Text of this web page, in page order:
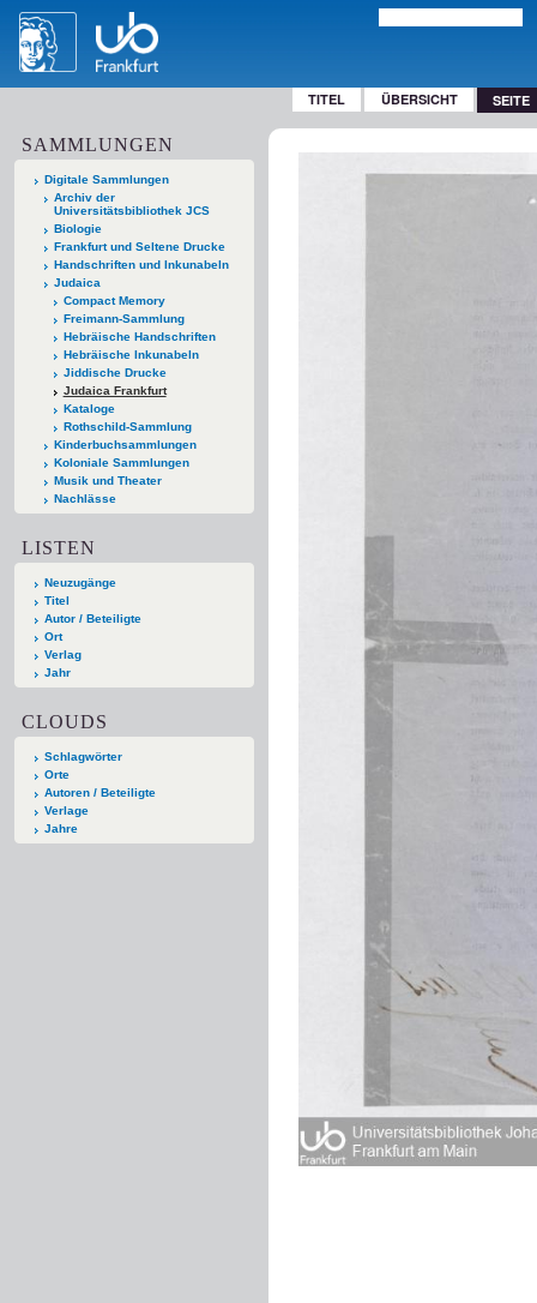
TITEL ÜBERSICHT SEITE
SAMMLUNGEN
Digitale Sammlungen
Archiv der
Universitätsbibliothek JCS
Biologie
Frankfurt und Seltene Drucke
Handschriften und Inkunabeln
Judaica
Compact Memory
Freimann-Sammlung
Hebräische Handschriften
Hebräische Inkunabeln
Jiddische Drucke
Judaica Frankfurt
Kataloge
Rothschild-Sammlung
Kinderbuchsammlungen
Koloniale Sammlungen
Musik und Theater
Nachlässe
LISTEN
Neuzugänge
Titel
Autor / Beteiligte
Ort
Verlag
Jahr
CLOUDS
Schlagwörter
Orte
Autoren / Beteiligte
Verlage
Jahre